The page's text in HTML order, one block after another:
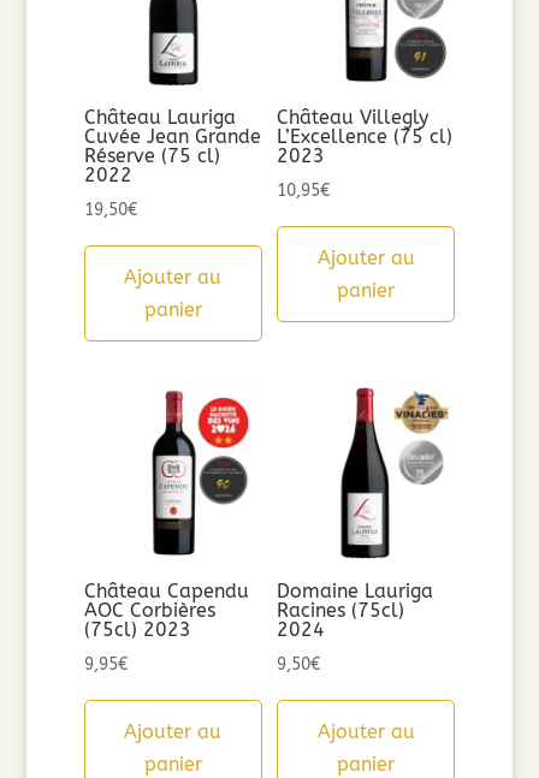
Château Lauriga
Cuvée Jean Grande
Réserve (75 cl)
2022
19,50€
Ajouter au
panier
Château Villegly
L’Excellence (75 cl)
2023
10,95€
Ajouter au
panier
Château Capendu
AOC Corbières
(75cl) 2023
9,95€
Ajouter au
panier
Domaine Lauriga
Racines (75cl)
2024
9,50€
Ajouter au
panier